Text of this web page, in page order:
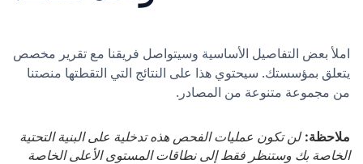
املأ بعض التفاصيل الأساسية وسيتواصل فريقنا مع تقرير مخصص
يتعلق بمؤسستك. سيحتوي هذا على النتائج التي التقطتها منصتنا
من مجموعة متنوعة من المصادر.
ملاحظة: لن تكون عمليات الفحص هذه تدخلية على البنية التحتية
الخاصة بك وستنظر فقط إلى نطاقات المستوى الأعلى الخاصة